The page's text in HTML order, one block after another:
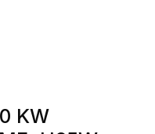
KW